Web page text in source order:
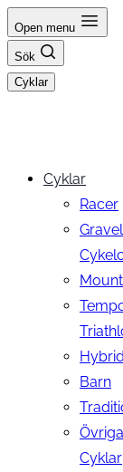
Hoppa
till
innehåll
Open menu
Sök
Cyklar
Cyklar
Racer
Hybrid
Barn
Övriga
Cyklar